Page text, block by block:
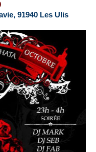
91940 Les Ulis